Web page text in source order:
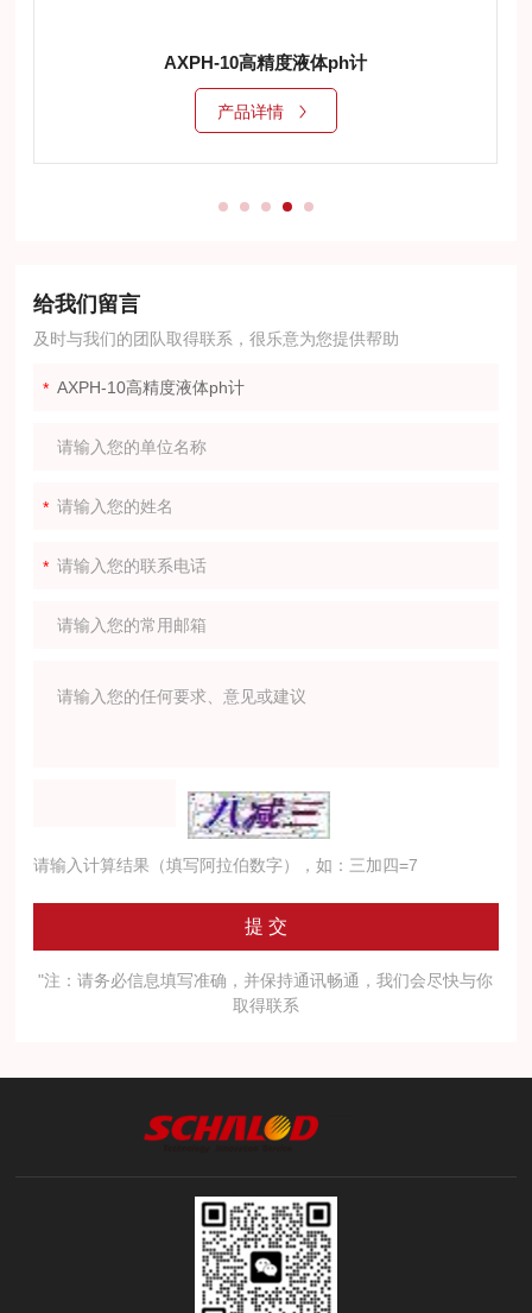
AXPH-10高精度液体ph计
产品详情
给我们留言
及时与我们的团队取得联系，很乐意为您提供帮助
请输入计算结果（填写阿拉伯数字），如：三加四=7
"注：请务必信息填写准确，并保持通讯畅通，我们会尽快与你
取得联系